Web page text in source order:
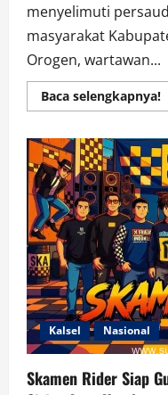
menyelimuti
masyarakat
Orogen, wartawan...
Baca selengkapnya!
:
Kalsel Nasional
Skamen Rider Siap